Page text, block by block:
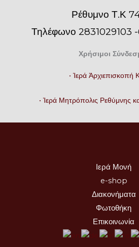
Ρέθυμνο Τ.Κ
Τηλέφωνο 2831029103
Χρήσιμοι
• Ἱερά Ἀρχιεπισκοπή
• Ἱερά Μητρόπολις Ρεθύμνης
Ιερά Μονή
e-shop
Διακονήματα
Φωτοθήκη
Επικοινωνία